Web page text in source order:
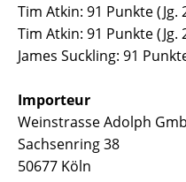
Tim Atkin: 91 Punkte (Jg.
Tim Atkin: 91 Punkte (Jg.
James Suckling: 91
Importeur
Weinstrasse Adolph
Sachsenring 38
50677 Köln